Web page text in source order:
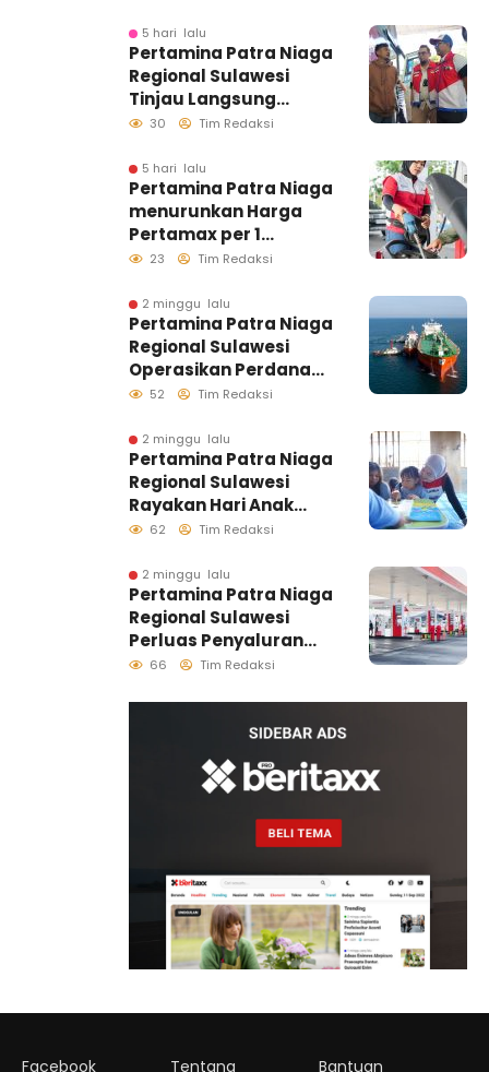
5 hari lalu
Pertamina Patra Niaga
Regional Sulawesi
Tinjau Langsung
Pelayanan SPBU di
Distribusi Biosolar
Berjalan Optimal
30 Tim Redaksi
5 hari lalu
Pertamina Patra Niaga
menurunkan Harga
Pertamax per 1
Agustus 2026
23 Tim Redaksi
2 minggu lalu
Pertamina Patra Niaga
Regional Sulawesi
Operasikan Perdana
Ship to Ship
Distribusi B50 di
Kawasan Timur
Sulawesi
52 Tim Redaksi
2 minggu lalu
Pertamina Patra Niaga
Regional Sulawesi
Rayakan Hari Anak
Nasional Melalui
Ruang Tumbuh
Generasi Penjaga
Pesisir
62 Tim Redaksi
2 minggu lalu
Pertamina Patra Niaga
Regional Sulawesi
Perluas Penyaluran
Biosolar B50, Kini
66 Tim Redaksi
Facebook Tentang Bantuan